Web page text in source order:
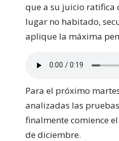
que a su juicio ratifica
lugar no habitado,
aplique la máxima
Para el próximo
analizadas las
finalmente comience
de diciembre.